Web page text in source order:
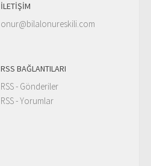
İLETIŞIM
onur@bilalonureskili.com
RSS BAĞLANTILARI
RSS - Gönderiler
RSS - Yorumlar